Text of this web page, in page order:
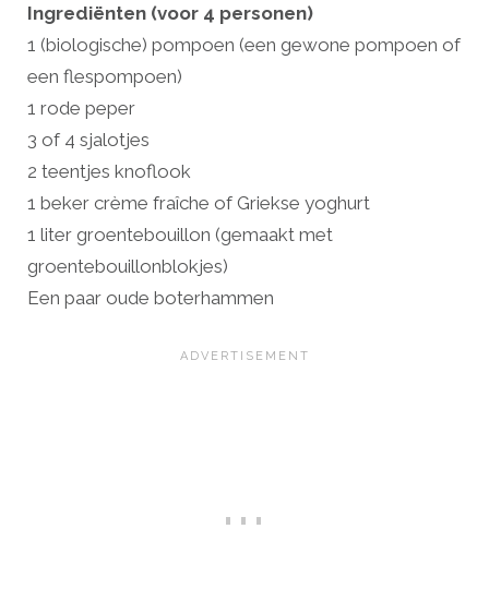
Ingrediënten (voor 4 personen)
1 (biologische) pompoen (een gewone pompoen of
een flespompoen)
1 rode peper
3 of 4 sjalotjes
2 teentjes knoflook
1 beker crème fraîche of Griekse yoghurt
1 liter groentebouillon (gemaakt met
groentebouillonblokjes)
Een paar oude boterhammen